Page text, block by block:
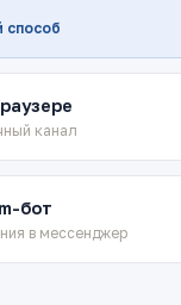
способ
канал
бот
в мессенджер